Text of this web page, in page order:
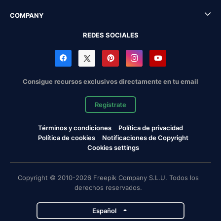
COMPANY
REDES SOCIALES
Consigue recursos exclusivos directamente en tu email
Regístrate
Términos y condiciones
Política de privacidad
Política de cookies
Notificaciones de Copyright
Cookies settings
Copyright © 2010-2026 Freepik Company S.L.U. Todos los
derechos reservados.
Español